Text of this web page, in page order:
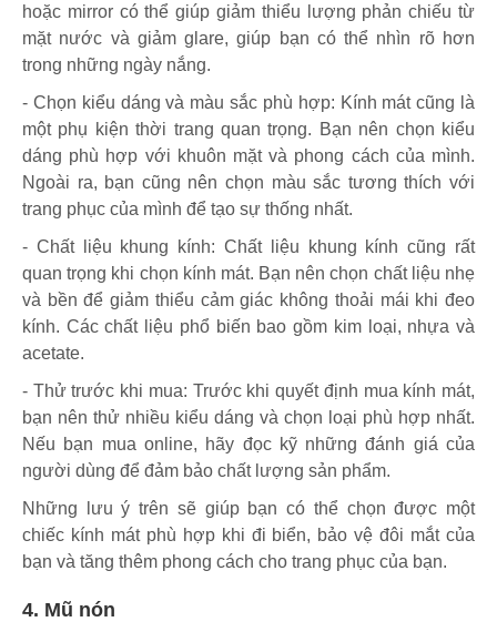
hoặc mirror có thể giúp giảm thiểu lượng phản chiếu từ
mặt nước và giảm glare, giúp bạn có thể nhìn rõ hơn
trong những ngày nắng.
- Chọn kiểu dáng và màu sắc phù hợp: Kính mát cũng là
một phụ kiện thời trang quan trọng. Bạn nên chọn kiểu
dáng phù hợp với khuôn mặt và phong cách của mình.
Ngoài ra, bạn cũng nên chọn màu sắc tương thích với
trang phục của mình để tạo sự thống nhất.
- Chất liệu khung kính: Chất liệu khung kính cũng rất
quan trọng khi chọn kính mát. Bạn nên chọn chất liệu nhẹ
và bền để giảm thiểu cảm giác không thoải mái khi đeo
kính. Các chất liệu phổ biến bao gồm kim loại, nhựa và
acetate.
- Thử trước khi mua: Trước khi quyết định mua kính mát,
bạn nên thử nhiều kiểu dáng và chọn loại phù hợp nhất.
Nếu bạn mua online, hãy đọc kỹ những đánh giá của
người dùng để đảm bảo chất lượng sản phẩm.
Những lưu ý trên sẽ giúp bạn có thể chọn được một
chiếc kính mát phù hợp khi đi biển, bảo vệ đôi mắt của
bạn và tăng thêm phong cách cho trang phục của bạn.
4. Mũ nón